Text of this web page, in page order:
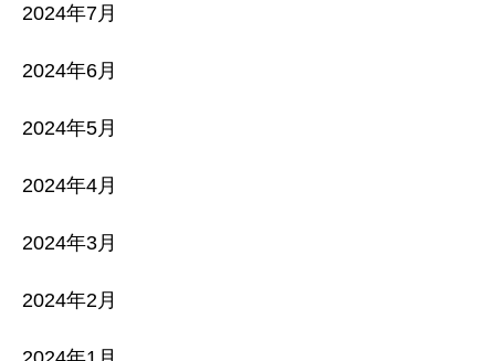
2024年7月
2024年6月
2024年5月
2024年4月
2024年3月
2024年2月